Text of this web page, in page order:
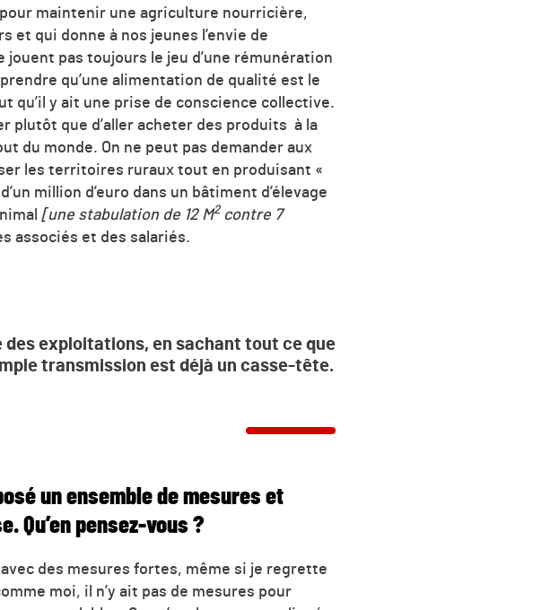
maintenir une agriculture nourricière,
qui donne à nos jeunes l’envie de
jouent pas toujours le jeu d’une rémunération
qu’une alimentation de qualité est le
qu’il y ait une prise de conscience collective.
que d’aller acheter des produits à la
du monde. On ne peut pas demander aux
les territoires ruraux tout en produisant «
million d’euro dans un bâtiment d’élevage
[une stabulation de 12 M2 contre 7
associés et des salariés.
exploitations, en sachant tout ce que
transmission est déjà un casse-tête.
un ensemble de mesures et
Qu’en pensez-vous ?
des mesures fortes, même si je regrette
moi, il n’y ait pas de mesures pour